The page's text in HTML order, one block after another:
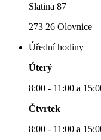
Slatina 87
273 26 Olovnice
Úřední hodiny
Úterý
8:00 - 11:00 a
Čtvrtek
8:00 - 11:00 a